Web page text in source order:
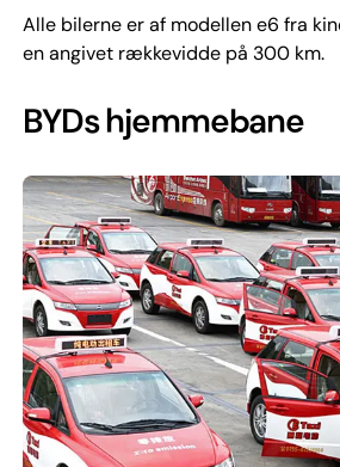
Alle bilerne er af modellen e6 fra
en angivet rækkevidde på 300 km.
BYDs hjemmebane